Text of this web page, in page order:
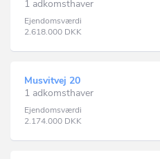
1 adkomsthaver
Ejendomsværdi
2.618.000 DKK
Musvitvej 20
1 adkomsthaver
Ejendomsværdi
2.174.000 DKK